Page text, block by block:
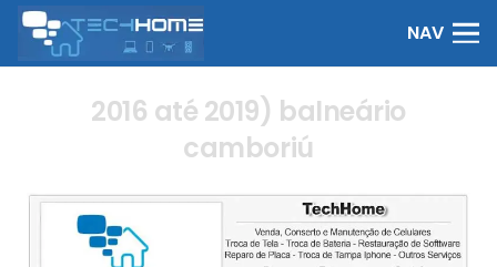
NAV
2016 até 2019) balneário
camboriú